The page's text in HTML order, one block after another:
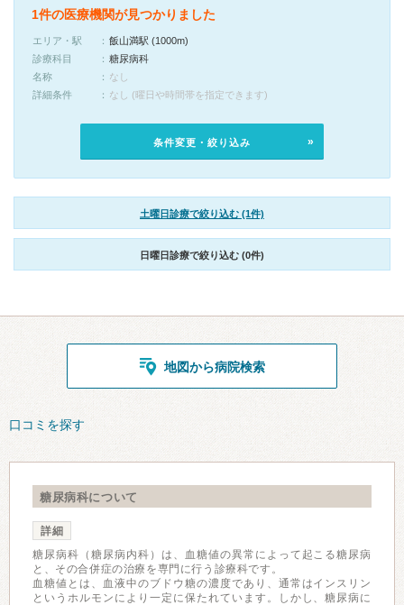
1件の医療機関が見つかりました
エリア・駅
飯山満駅 (1000m)
診療科目
糖尿病科
名称
なし
詳細条件
なし (曜日や時間帯を指定できます)
条件変更・絞り込み
土曜日診療で絞り込む (1件)
日曜日診療で絞り込む (0件)
地図から病院検索
口コミを探す
糖尿病科について
詳細
糖尿病科（糖尿病内科）は、血糖値の異常によって起こる糖尿病
と、その合併症の治療を専門に行う診療科です。
血糖値とは、血液中のブドウ糖の濃度であり、通常はインスリン
というホルモンにより一定に保たれています。しかし、糖尿病に